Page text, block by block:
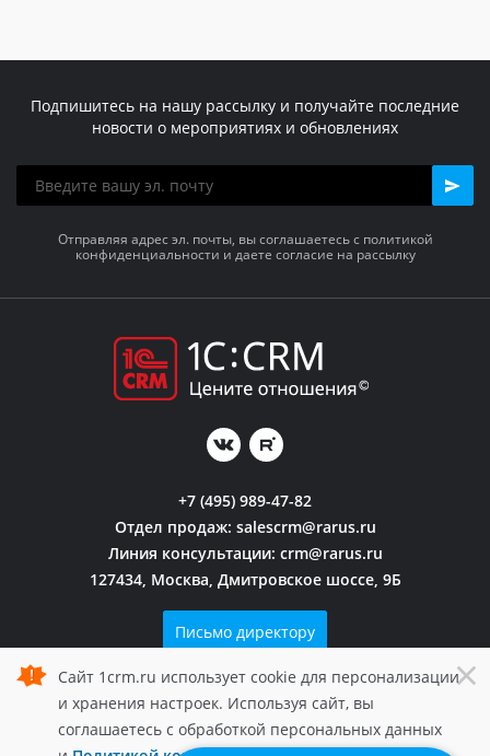
Сайт 1crm.ru использует cookie для персонализации
и хранения настроек. Используя сайт, вы
соглашаетесь с обработкой персональных данных
×
Подпишитесь на нашу рассылку и получайте последние
новости о мероприятиях и обновлениях
Отправляя адрес эл. почты, вы соглашаетесь с политикой
конфиденциальности и даете согласие на рассылку
+7 (495) 989-47-82
Отдел продаж: salescrm@rarus.ru
Линия консультации: crm@rarus.ru
127434, Москва, Дмитровское шоссе, 9Б
Письмо директору
Политика конфиденциальности
© 2006 — 2026 1С-Рарус.
Все права защищены.